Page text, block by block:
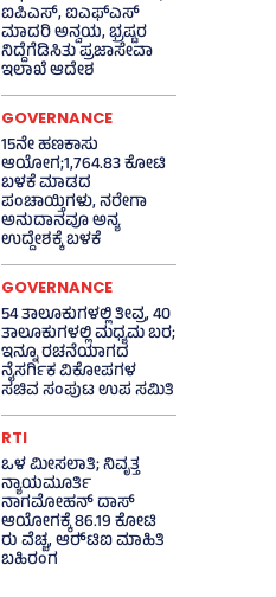
ಐಪಿಎಸ್‌, ಐಎಫ್‌ಎಸ್‌
ಮಾದರಿ ಅನ್ವಯ, ಭ್ರಷ್ಟರ
ನಿದ್ದೆಗೆಡಿಸಿತು ಪ್ರಜಾಸೇವಾ
ಇಲಾಖೆ ಆದೇಶ
GOVERNANCE
15ನೇ ಹಣಕಾಸು
ಆಯೋಗ;1,764.83 ಕೋಟಿ
ಬಳಕೆ ಮಾಡದ
ಪಂಚಾಯ್ತಿಗಳು, ನರೇಗಾ
ಅನುದಾನವೂ ಅನ್ಯ
ಉದ್ದೇಶಕ್ಕೆ ಬಳಕೆ
GOVERNANCE
54 ತಾಲೂಕುಗಳಲ್ಲಿ ತೀವ್ರ, 40
ತಾಲೂಕುಗಳಲ್ಲಿ ಮಧ್ಯಮ ಬರ;
ಇನ್ನೂ ರಚನೆಯಾಗದ
ನೈಸರ್ಗಿಕ ವಿಕೋಪಗಳ
ಸಚಿವ ಸಂಪುಟ ಉಪ ಸಮಿತಿ
RTI
ಒಳ ಮೀಸಲಾತಿ; ನಿವೃತ್ತ
ನ್ಯಾಯಮೂರ್ತಿ
ನಾಗಮೋಹನ್ ದಾಸ್
ಆಯೋಗಕ್ಕೆ 86.19 ಕೋಟಿ
ರು ವೆಚ್ಚ, ಆರ್‍‌ಟಿಐ ಮಾಹಿತಿ
ಬಹಿರಂಗ